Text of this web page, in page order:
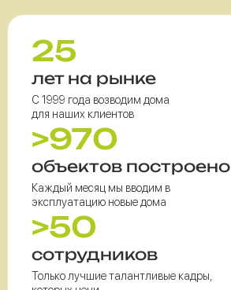
25
лет на рынке
С 1999 года возводим дома
для наших клиентов
>970
объектов построено
Каждый месяц мы вводим в
эксплуатацию новые дома
>50
сотрудников
Только лучшие талантливые кадры,